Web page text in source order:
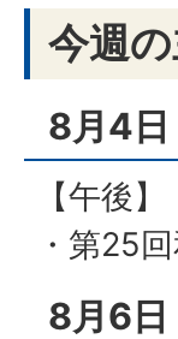
今週
8月4日
【午後】
・第25
8月6日